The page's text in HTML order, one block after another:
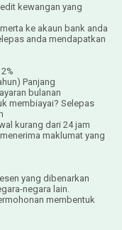
kewangan yang
ke akaun bank anda
anda mendapatkan
Panjang
bulanan
membiayai? Selepas
kurang dari 24 jam
maklumat yang
yang dibenarkan
negara lain.
membentuk